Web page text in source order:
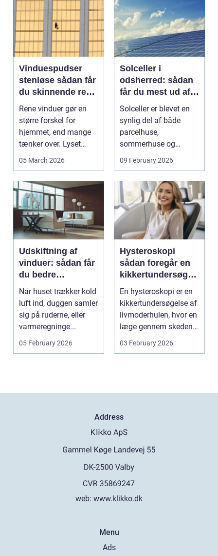
Vinduespudser
stenløse sådan får
du skinnende rene
ruder året rundt
Rene vinduer gør en
større forskel for
hjemmet, end mange
tænker over. Lyset
falder anderledes ind,
05 March 2026
Solceller i
odsherred: sådan
får du mest ud af
solen
Solceller er blevet en
synlig del af både
parcelhuse,
sommerhuse og
mindre erhverv i
Odsherred. Mang...
09 February 2026
Udskiftning af
vinduer: sådan får
du bedre
indeklima og
lavere
varmeregning
Når huset trækker kold
luft ind, duggen samler
sig på ruderne, eller
varmeregninge...
05 February 2026
Hysteroskopi
sådan foregår en
kikkertundersøgel
se af livmoderen
En hysteroskopi er en
kikkertundersøgelse af
livmoderhulen, hvor en
læge gennem skeden
og livmoderha...
03 February 2026
Address
web: www.klikko.dk
Menu
Ads